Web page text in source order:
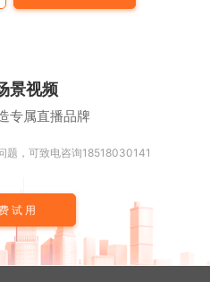
景视频
专属直播品牌
题，可致电咨询18518030141
试用